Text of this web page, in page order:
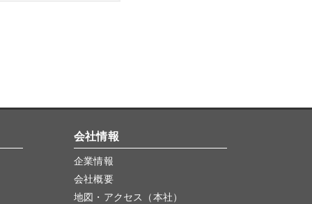
会社情報
企業情報
会社概要
地図・アクセス（本社）